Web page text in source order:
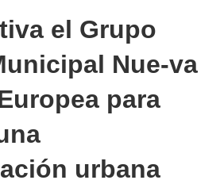
el Grupo
Nue-va
para
urbana